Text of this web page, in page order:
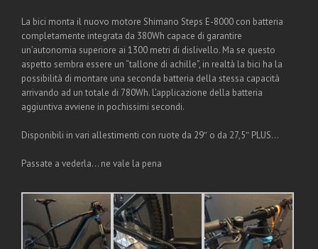
La bici monta il nuovo motore Shimano Steps E-8000 con batteria
completamente integrata da 380Wh capace di garantire
un’autonomia superiore ai 1300 metri di dislivello. Ma se questo
aspetto sembra essere un “tallone di achille”, in realtà la bici ha la
possibilità di montare una seconda batteria della stessa capacità
arrivando ad un totale di 780Wh. L’applicazione della batteria
aggiuntiva avviene in pochissimi secondi.
Disponibili in vari allestimenti con ruote da 29″ o da 27,5″ PLUS…
Passate a vederla… ne vale la pena